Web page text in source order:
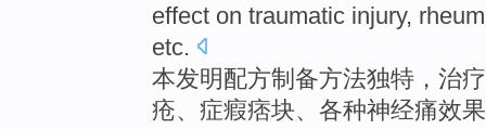
effect on traumatic injury,
etc.
本发明配方制备方法独特 ， 治疗
疮、症瘕痞块、 各种神经痛效果